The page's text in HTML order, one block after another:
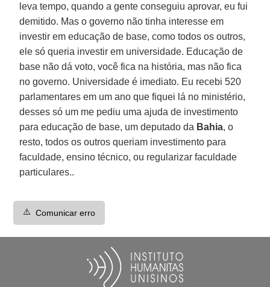
leva tempo, quando a gente conseguiu aprovar, eu fui
demitido. Mas o governo não tinha interesse em
investir em educação de base, como todos os outros,
ele só queria investir em universidade. Educação de
base não dá voto, você fica na história, mas não fica
no governo. Universidade é imediato. Eu recebi 520
parlamentares em um ano que fiquei lá no ministério,
desses só um me pediu uma ajuda de investimento
para educação de base, um deputado da Bahia, o
resto, todos os outros queriam investimento para
faculdade, ensino técnico, ou regularizar faculdade
particulares..
⚠️ Comunicar erro